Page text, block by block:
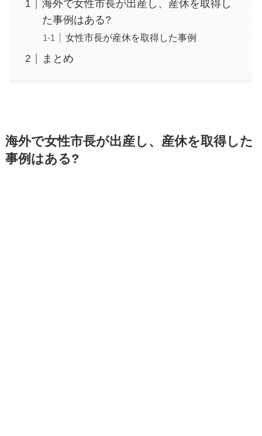
海外で女性市長が出産し、産休を取得し
た事例はある?
女性市長が産休を取得した事例
まとめ
海外で女性市長が出産し、産休を取得した
事例はある?